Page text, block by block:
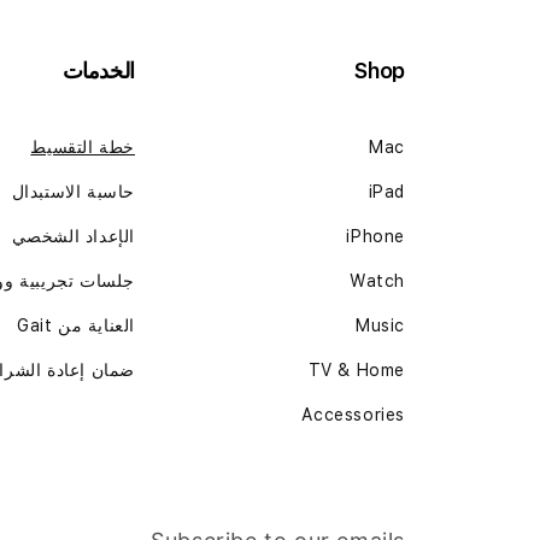
Shop
Mac
iPad
iPhone
Watch
Music
TV & Home
Accessories
الخدمات
خطة التقسيط
حاسبة الاستبدال
الإعداد الشخصي
جلسات تجريبية
العناية من Gait
ضمان إعادة